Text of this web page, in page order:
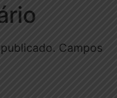
Campos